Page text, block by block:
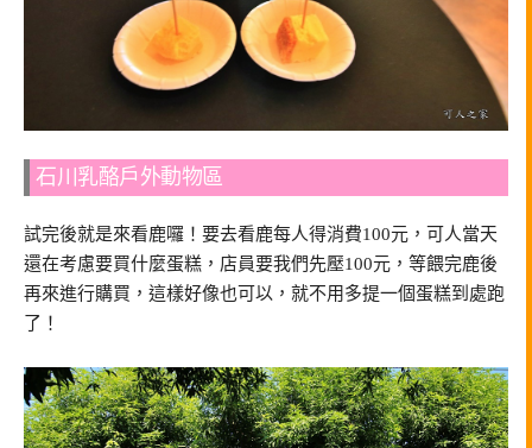
石川乳酪戶外動物區
試完後就是來看鹿囉！要去看鹿每人得消費100元，可人當天
還在考慮要買什麼蛋糕，店員要我們先壓100元，等餵完鹿後
再來進行購買，這樣好像也可以，就不用多提一個蛋糕到處跑
了！